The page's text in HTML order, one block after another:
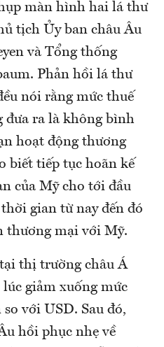
màn hình hai lá thư
tịch Ủy ban châu Âu
và Tổng thống
Phản hồi lá thư
nói rằng mức thuế
đưa ra là không bình
hoạt động thương
biết tiếp tục hoãn kế
của Mỹ cho tới đầu
gian từ nay đến đó
thương mại với Mỹ.
thị trường châu Á
lúc giảm xuống mức
với USD. Sau đó,
hồi phục nhẹ về